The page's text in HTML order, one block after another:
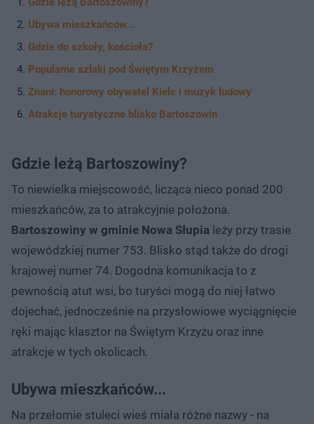
Ubywa mieszkańców...
Gdzie do szkoły, kościoła?
Popularne szlaki pod Świętym Krzyżem
Znani: honorowy obywatel Kielc i muzyk ludowy
Atrakcje turystyczne blisko Bartoszowin
Gdzie leżą Bartoszowiny?
To niewielka miejscowość, licząca nieco ponad 200
mieszkańców, za to atrakcyjnie położona.
Bartoszowiny w gminie Nowa Słupia leży przy trasie
wojewódzkiej numer 753. Blisko stąd także do drogi
krajowej numer 74. Dogodna komunikacja to z
pewnością atut wsi, bo turyści mogą do niej łatwo
dojechać, jednocześnie na przysłowiowe wyciągnięcie
ręki mając klasztor na Świętym Krzyżu oraz inne
atrakcje w tych okolicach.
Ubywa mieszkańców...
Na przełomie stuleci wieś miała różne nazwy - na